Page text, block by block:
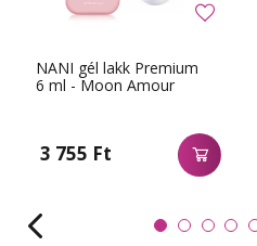
NANI gél lakk Premium
6 ml - Moon Amour
3 755 Ft